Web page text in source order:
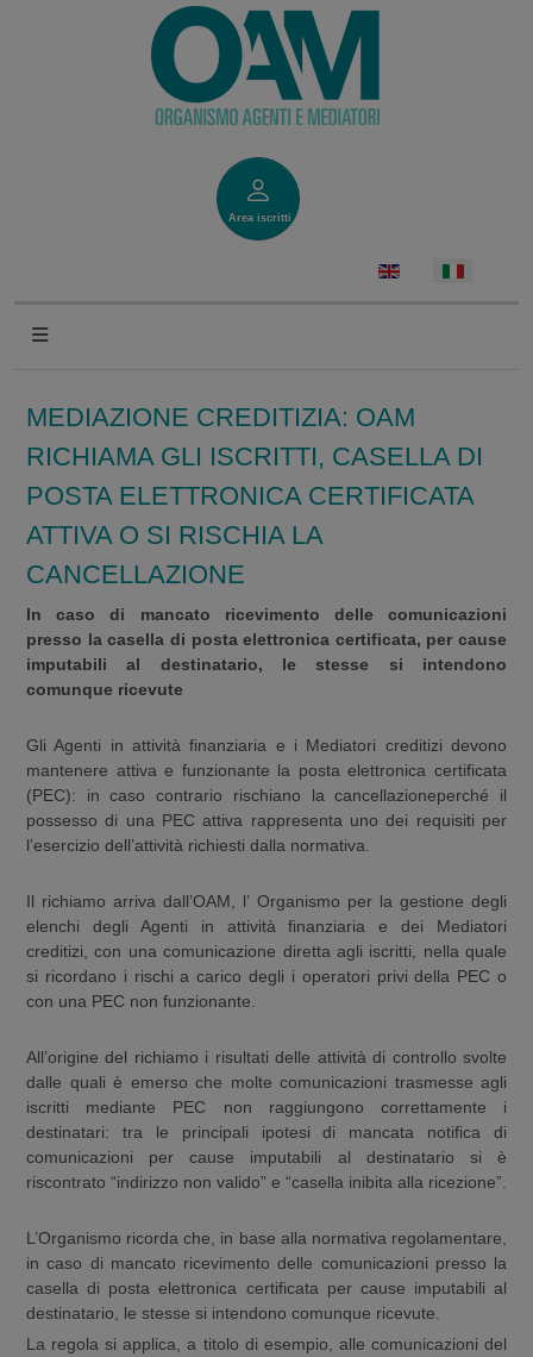
Area iscritti
MEDIAZIONE CREDITIZIA: OAM
RICHIAMA GLI ISCRITTI, CASELLA DI
POSTA ELETTRONICA CERTIFICATA
ATTIVA O SI RISCHIA LA
CANCELLAZIONE
In caso di mancato ricevimento delle comunicazioni
presso la casella di posta elettronica certificata, per cause
imputabili al destinatario, le stesse si intendono
comunque ricevute
Gli Agenti in attività finanziaria e i Mediatori creditizi devono
mantenere attiva e funzionante la posta elettronica certificata
(PEC): in caso contrario rischiano la cancellazioneperché il
possesso di una PEC attiva rappresenta uno dei requisiti per
l’esercizio dell’attività richiesti dalla normativa.
Il richiamo arriva dall’OAM, l’ Organismo per la gestione degli
elenchi degli Agenti in attività finanziaria e dei Mediatori
creditizi, con una comunicazione diretta agli iscritti, nella quale
si ricordano i rischi a carico degli i operatori privi della PEC o
con una PEC non funzionante.
All’origine del richiamo i risultati delle attività di controllo svolte
dalle quali è emerso che molte comunicazioni trasmesse agli
iscritti mediante PEC non raggiungono correttamente i
destinatari: tra le principali ipotesi di mancata notifica di
comunicazioni per cause imputabili al destinatario si è
riscontrato “indirizzo non valido” e “casella inibita alla ricezione”.
L’Organismo ricorda che, in base alla normativa regolamentare,
in caso di mancato ricevimento delle comunicazioni presso la
casella di posta elettronica certificata per cause imputabili al
destinatario, le stesse si intendono comunque ricevute.
La regola si applica, a titolo di esempio, alle comunicazioni del